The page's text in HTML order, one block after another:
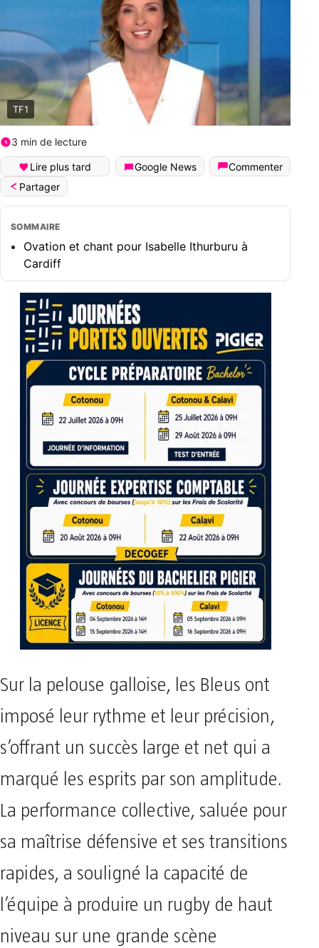
TF1
3 min de lecture
Lire plus tard Google News
Commenter
Partager
SOMMAIRE
Ovation et chant pour Isabelle Ithurburu à
Cardiff
Sur la pelouse galloise, les Bleus ont
imposé leur rythme et leur précision,
s’offrant un succès large et net qui a
marqué les esprits par son amplitude.
La performance collective, saluée pour
sa maîtrise défensive et ses transitions
rapides, a souligné la capacité de
l’équipe à produire un rugby de haut
niveau sur une grande scène